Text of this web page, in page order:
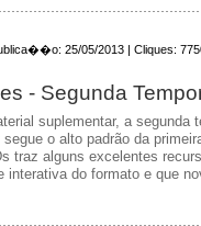
25/05/2013 | Cliques:
- Segunda
suplementar, a segunda
o alto padrão da
traz alguns excelentes
interativa do formato e que